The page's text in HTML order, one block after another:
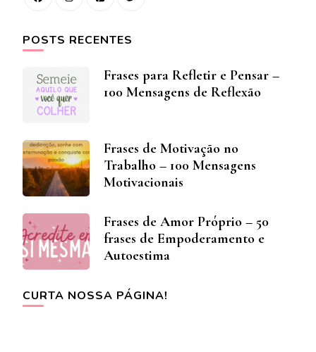
POSTS RECENTES
Frases para Refletir e Pensar –
100 Mensagens de Reflexão
Frases de Motivação no
Trabalho – 100 Mensagens
Motivacionais
Frases de Amor Próprio – 50
frases de Empoderamento e
Autoestima
CURTA NOSSA PÁGINA!